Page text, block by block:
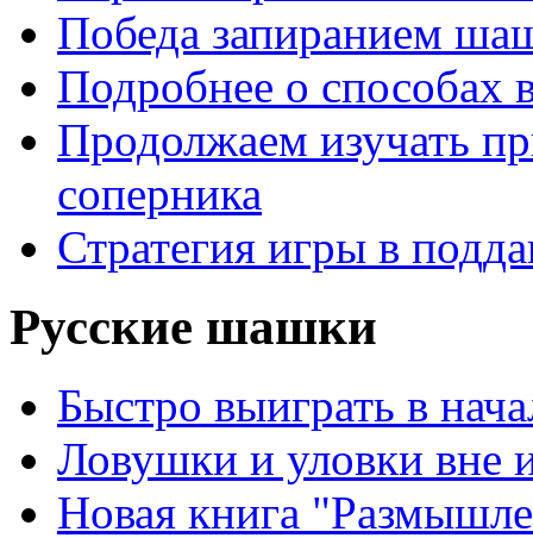
Победа запиранием
Подробнее о способах
Продолжаем изучать
соперника
Стратегия игры в
Русские шашки
Быстро выиграть в
Ловушки и уловки вне
Новая книга